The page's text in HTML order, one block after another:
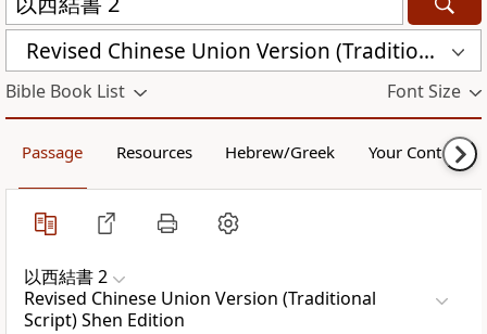
Revised Chinese Union Version (Traditional Script) Shen Edition (RCU17TS)
Bible Book List Font Size
Passage Resources Hebrew/Greek Your Content
以西結書 2
Revised Chinese Union Version (Traditional
Script) Shen Edition